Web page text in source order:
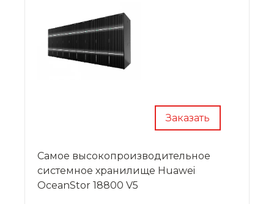
Заказать
Самое высокопроизводительное
системное хранилище Huawei
OceanStor 18800 V5